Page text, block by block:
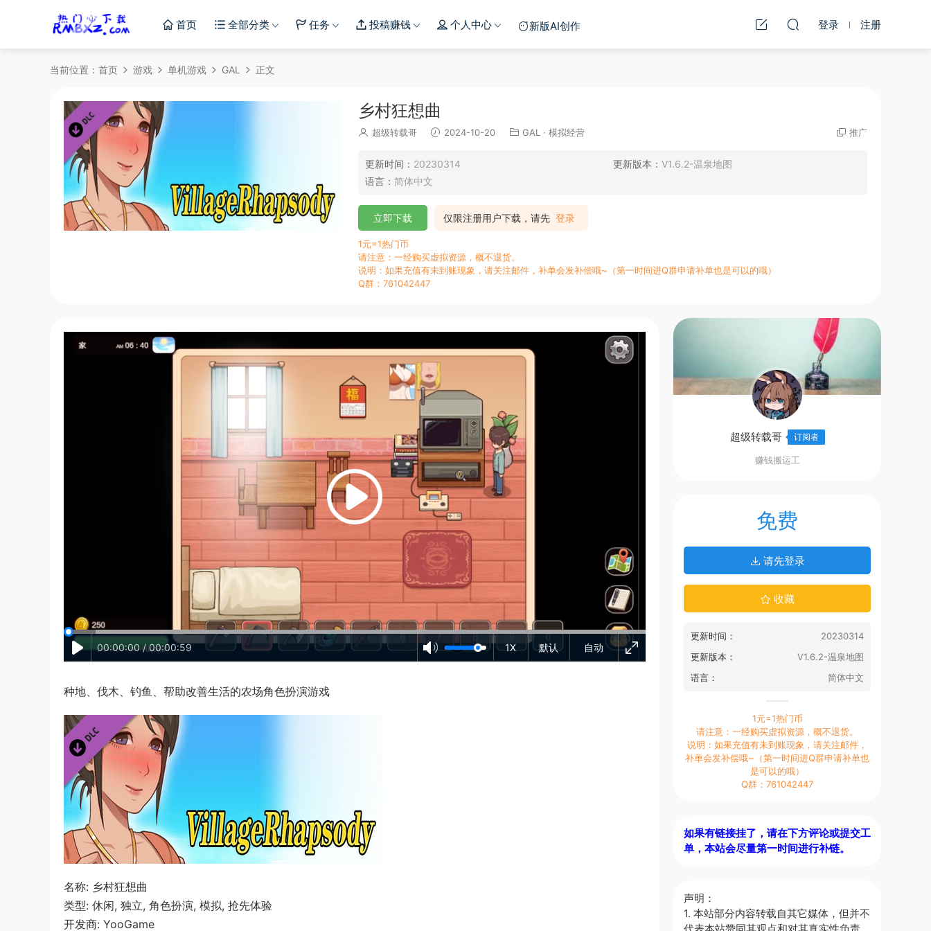
首页 全部分类 任务 投稿赚钱 个人中心 新版AI创作 登录 注册
当前位置： 首页 游戏 单机游戏 GAL 正文
乡村狂想曲
超级转载哥 2024-10-20 GAL · 模拟经营 推广
更新时间： 20230314 更新版本： V1.6.2-温泉地图
语言： 简体中文
仅限注册用户下载，请先 登录
立即下载
1元=1热门币
请注意：一经购买虚拟资源，概不退货。
说明：如果充值有未到账现象，请关注邮件，补单会发补偿哦~（第一时间进Q群申请补单也是可以的哦）
Q群：761042447
自动
1X 默认
00:00:00 / 00:00:59
种地、伐木、钓鱼、帮助改善生活的农场角色扮演游戏
名称: 乡村狂想曲
类型: 休闲, 独立, 角色扮演, 模拟, 抢先体验
开发商: YooGame
超级转载哥 订阅者
赚钱搬运工
免费
请先登录
收藏
更新时间：
20230314
更新版本：
V1.6.2-温泉地图
语言：
简体中文
1元=1热门币
请注意：一经购买虚拟资源，概不退货。
说明：如果充值有未到账现象，请关注邮件，
补单会发补偿哦~（第一时间进Q群申请补单也
是可以的哦）
Q群：761042447
如果有链接挂了，请在下方评论或提交工
单，本站会尽量第一时间进行补链。
声明：
1. 本站部分内容转载自其它媒体，但并不